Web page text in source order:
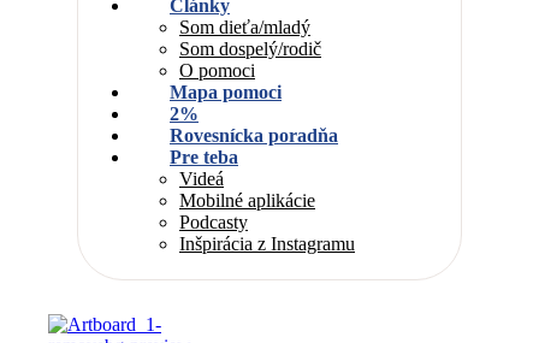
Články
Som dieťa/mladý
Som dospelý/rodič
O pomoci
Mapa pomoci
2%
Rovesnícka poradňa
Pre teba
Videá
Mobilné aplikácie
Podcasty
Inšpirácia z Instagramu